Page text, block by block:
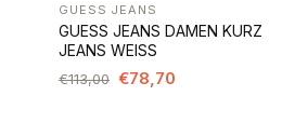
-30%
GUESS JEANS
GUESS JEANS DAMEN KURZ
JEANS WEISS
€113,00 €78,70